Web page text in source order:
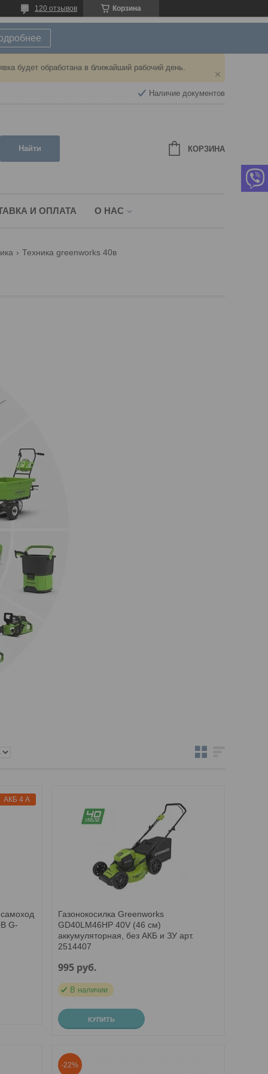
Корзина
120 отзывов
будет обработана в ближайший рабочий день.
Наличие документов
Найти КОРЗИНА
И ОПЛАТА О НАС
Техника greenworks 40в
АКБ 4 А
G-
Газонокосилка Greenworks
GD40LM46HP 40V (46 см)
аккумуляторная, без АКБ и ЗУ арт.
2514407
995 руб.
В наличии
КУПИТЬ
-22%